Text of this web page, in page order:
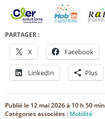
PARTAGER :
X Facebook
LinkedIn Plus
Publié le 12 mai 2026 à 10 h 50 min
Catégories associées : Mobilité